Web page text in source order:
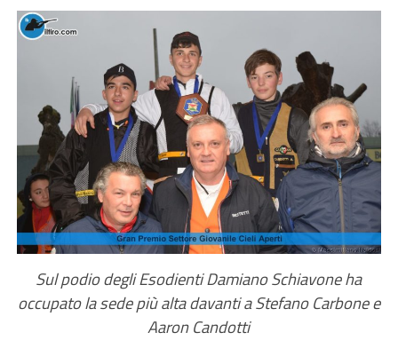
Sul podio degli Esodienti Damiano Schiavone ha
occupato la sede più alta davanti a Stefano Carbone e
Aaron Candotti